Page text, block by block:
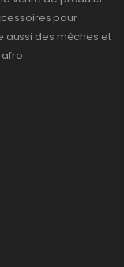
pour
aussi des mèches et